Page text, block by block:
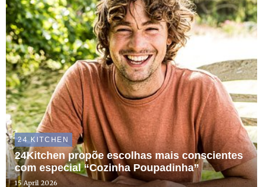
24 KITCHEN
24Kitchen propõe escolhas mais conscientes
com especial “Cozinha Poupadinha”
15 April 2026